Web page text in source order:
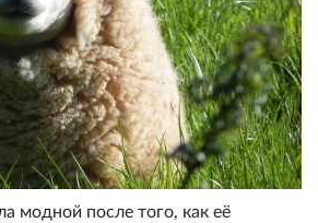
модной после того, как её